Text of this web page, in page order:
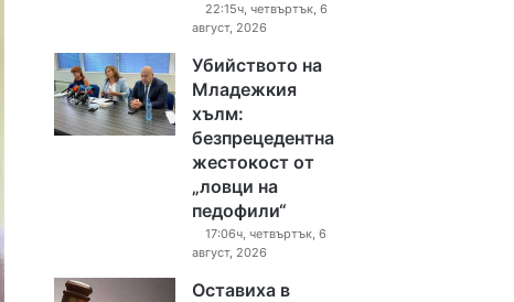
22:15ч, четвъртък, 6
август, 2026
Убийството на
Младежкия
хълм:
безпрецедентна
жестокост от
„ловци на
педофили“
17:06ч, четвъртък, 6
август, 2026
Оставиха в